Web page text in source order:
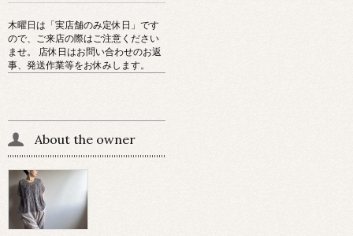
木曜日は「実店舗のみ定休日」です
ので、ご来店の際はご注意ください
ませ。 店休日はお問い合わせのお返
事、発送作業等をお休みします。
About the owner